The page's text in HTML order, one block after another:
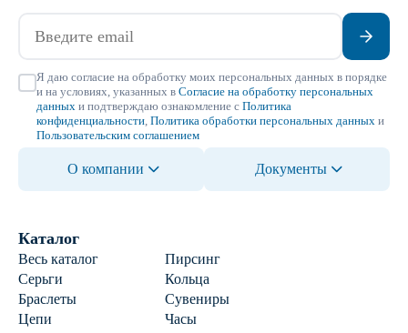
Я даю согласие на обработку моих персональных данных в порядке
и на условиях, указанных в Согласие на обработку персональных
данных и подтверждаю ознакомление с Политика
конфиденциальности Политика обработки персональных данных и
Пользовательским соглашением
О компании Документы
Каталог
Весь каталог
Пирсинг
Серьги
Кольца
Браслеты
Сувениры
Цепи
Часы